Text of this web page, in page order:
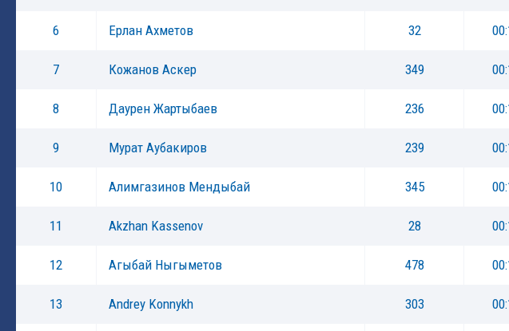
6 Ерлан Ахметов 32
7 Кожанов Аскер 349
8 Даурен Жартыбаев 236
9 Мурат Аубакиров 239
10 Алимгазинов Мендыбай 345
11 Akzhan Kassenov 28
12 Агыбай Ныгыметов 478
13 Andrey Konnykh 303